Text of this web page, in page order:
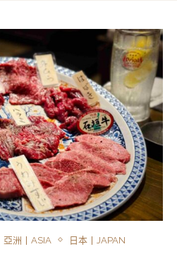
亞洲丨ASIA 日本丨JAPAN